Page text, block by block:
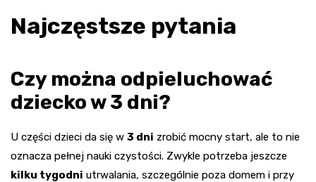
Najczęstsze pytania
Czy można odpieluchować
dziecko w 3 dni?
U części dzieci da się w 3 dni zrobić mocny start, ale to nie
oznacza pełnej nauki czystości. Zwykle potrzeba jeszcze
kilku tygodni utrwalania, szczególnie poza domem i przy